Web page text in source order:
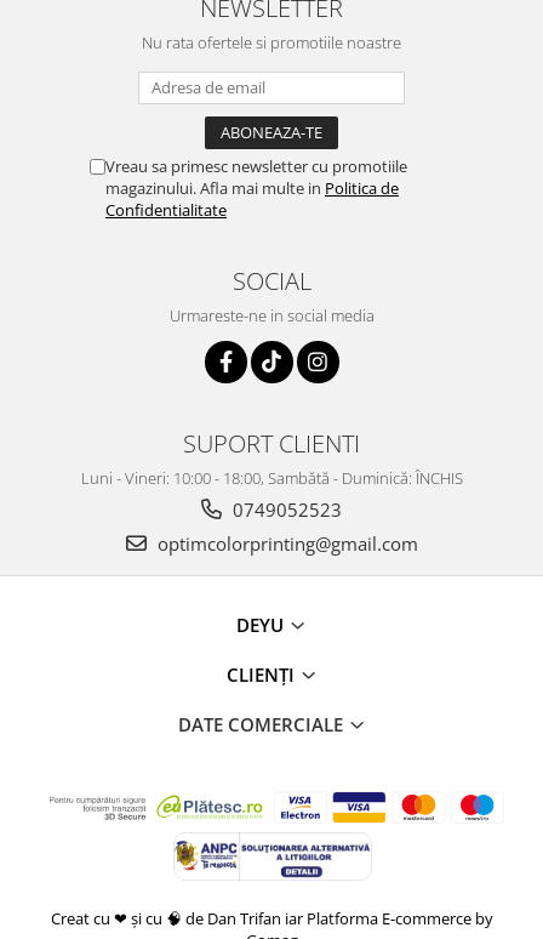
NEWSLETTER
Nu rata ofertele si promotiile noastre
Vreau sa primesc newsletter cu promotiile
magazinului. Afla mai multe in Politica de
Confidentialitate
SOCIAL
Urmareste-ne in social media
SUPORT CLIENTI
Luni - Vineri: 10:00 - 18:00, Sambătă - Duminică: ÎNCHIS
0749052523
optimcolorprinting@gmail.com
DEYU
CLIENȚI
DATE COMERCIALE
Creat cu ❤ și cu 🧠 de Dan Trifan iar Platforma E-commerce by